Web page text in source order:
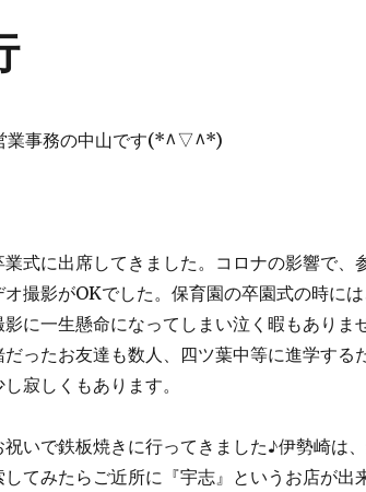
業事務の中山です(*^▽^*)
式に出席してきました。コロナの影響で、
オ撮影がOKでした。保育園の卒園式の時に
に一生懸命になってしまい泣く暇もありま
ったお友達も数人、四ツ葉中等に進学する
寂しくもあります。
いで鉄板焼きに行ってきました♪伊勢崎は
てみたらご近所に『宇志』というお店が出